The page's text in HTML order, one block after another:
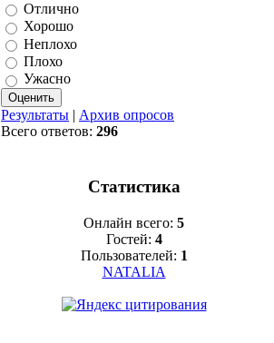
Отлично
Хорошо
Неплохо
Плохо
Ужасно
Результаты | Архив опросов
Всего ответов: 296
Статистика
Онлайн всего: 5
Гостей: 4
Пользователей: 1
NATALIA